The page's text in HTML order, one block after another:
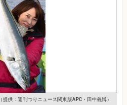
（提供：週刊つりニュース関東版APC・田中義博）